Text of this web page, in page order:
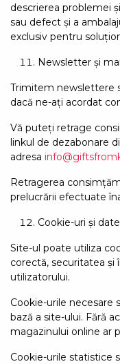
descrierea problemei
sau defect și a
exclusiv pentru
Newsletter și
Trimitem newslettere
dacă ne-ați acordat
Vă puteți retrage
linkul de dezabonare
adresa
Retragerea
prelucrării efectuate
Cookie-uri și
Site-ul poate utiliza
corectă, securitatea
utilizatorului.
Cookie-urile necesare
bază a site-ului. Fără
magazinului online ar
Cookie-urile statistice